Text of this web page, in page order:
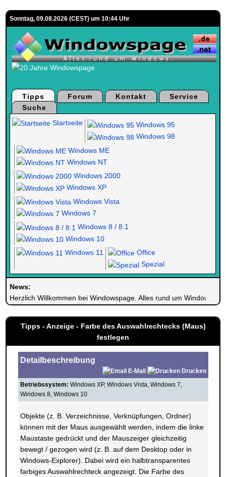
Sonntag, 09.08.2026 (CEST) um 10:44 Uhr
Tipps Forum Kontakt
Service
Suche
Startseite
Windows 95
Windows 98
Windows ME
Windows NT
Windows 2000
Windows XP
Windows Vista
Windows 7
Windows 8 / 8.1
Windows 10
Windows 11
Office
Spezial
News:
Herzlich Willkommen bei Windowspage. Alles rund um Windows.
Tipps - Anzeige - Farbe des Auswahlrechtecks (Maus)
festlegen
Detailbeschreibung
E-Mail
Drucken
Betriebssystem: Windows XP, Windows Vista, Windows 7,
Windows 8, Windows 10
Objekte (z. B. Verzeichnisse, Verknüpfungen, Ordner)
können mit der Maus ausgewählt werden, indem die linke
Maustaste gedrückt und der Mauszeiger gleichzeitig
bewegt / gezogen wird (z. B. auf dem Desktop oder in
Windows-Explorer). Dabei wird ein halbtransparentes
farbiges Auswahlrechteck angezeigt. Die Farbe des